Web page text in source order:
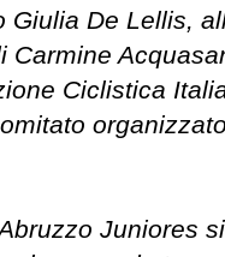
De Lellis,
Carmine
Ciclistica
Juniores